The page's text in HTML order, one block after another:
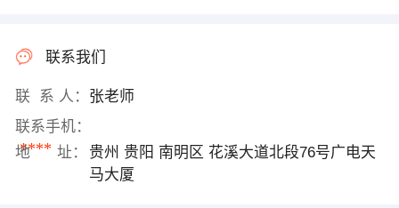
联系我们
联 系 人： 张老师
联系手机：
****
地 址：
贵州 贵阳 南明区 花溪大道北段76号广电天
马大厦